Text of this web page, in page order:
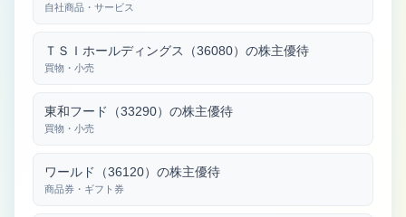
自社商品・サービス
ＴＳＩホールディングス（36080）の株主優待
買物・小売
東和フード（33290）の株主優待
買物・小売
ワールド（36120）の株主優待
商品券・ギフト券